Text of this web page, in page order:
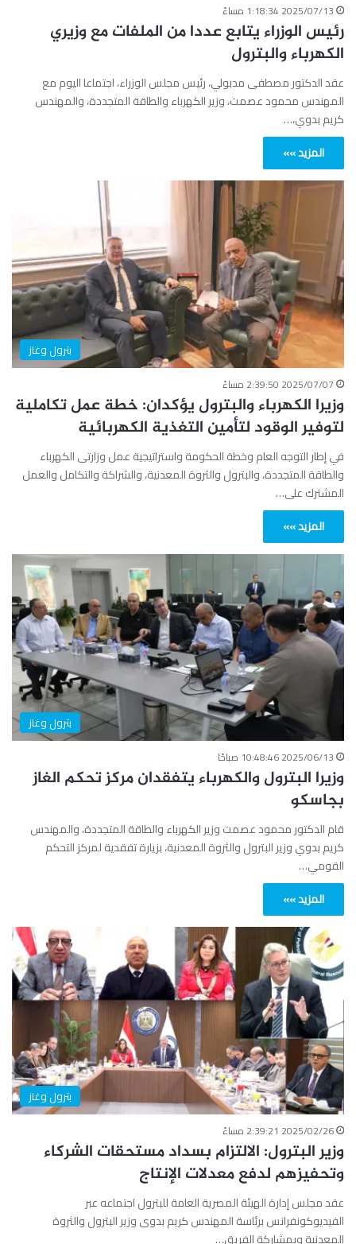
2025/07/13 1:18:34 مساءً
رئيس الوزراء يتابع عددا من الملفات مع وزيري
الكهرباء والبترول
عقد الدكتور مصطفى مدبولي، رئيس مجلس الوزراء، اجتماعا اليوم مع
المهندس محمود عصمت، وزير الكهرباء والطاقة المتجددة، والمهندس
كريم بدوي،…
المزيد »»
بترول وغاز
2025/07/07 2:39:50 مساءً
وزيرا الكهرباء والبترول يؤكدان: خطة عمل تكاملية
لتوفير الوقود لتأمين التغذية الكهربائية
في إطار التوجه العام وخطة الحكومة واستراتيجية عمل وزارتى الكهرباء
والطاقة المتجددة، والبترول والثروة المعدنية، والشراكة والتكامل والعمل
المشترك على…
المزيد »»
بترول وغاز
2025/06/13 10:48:46 صباحًا
وزيرا البترول والكهرباء يتفقدان مركز تحكم الغاز
بجاسكو
قام الدكتور محمود عصمت وزير الكهرباء والطاقة المتجددة، والمهندس
كريم بدوي وزير البترول والثروة المعدنية، بزيارة تفقدية لمركز التحكم
القومي…
المزيد »»
بترول وغاز
2025/02/26 2:39:21 مساءً
وزير البترول: الالتزام بسداد مستحقات الشركاء
وتحفيزهم لدفع معدلات الإنتاج
عقد مجلس إدارة الهيئة المصرية العامة للبترول اجتماعه عبر
الفيديوكونفرانس برئاسة المهندس كريم بدوى وزير البترول والثروة
المعدنية وبمشاركة الفريق…